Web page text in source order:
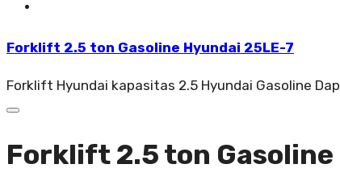
Forklift 2.5 ton Gasoline Hyundai 25LE-7
Forklift Hyundai kapasitas 2.5 Hyundai Gasoline
Forklift 2.5 ton Gasoline